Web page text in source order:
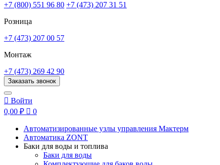
+7 (800) 551 96 80 +7 (473) 207 31 51
Розница
+7 (473) 207 00 57
Монтаж
+7 (473) 269 42 90
Заказать звонок
 Войти
0,00 ₽  0
Автоматизированные узлы управления Мактерм
Автоматика ZONT
Баки для воды и топлива
Баки для воды